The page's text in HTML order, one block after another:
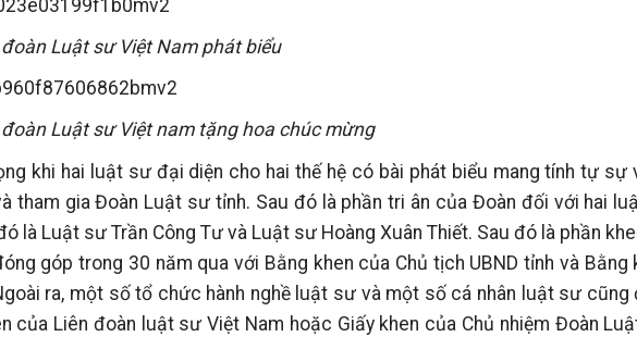
Luật sư Việt Nam phát biểu
Luật sư Việt nam tặng hoa chúc mừng
khi hai luật sư đại diện cho hai thế hệ có bài phát biểu mang tính tự sự
tham gia Đoàn Luật sư tỉnh. Sau đó là phần tri ân của Đoàn đối với hai
là Luật sư Trần Công Tư và Luật sư Hoàng Xuân Thiết. Sau đó là phần
góp trong 30 năm qua với Bằng khen của Chủ tịch UBND tỉnh và Bằng
ra, một số tổ chức hành nghề luật sư và một số cá nhân luật sư cũng
của Liên đoàn luật sư Việt Nam hoặc Giấy khen của Chủ nhiệm Đoàn